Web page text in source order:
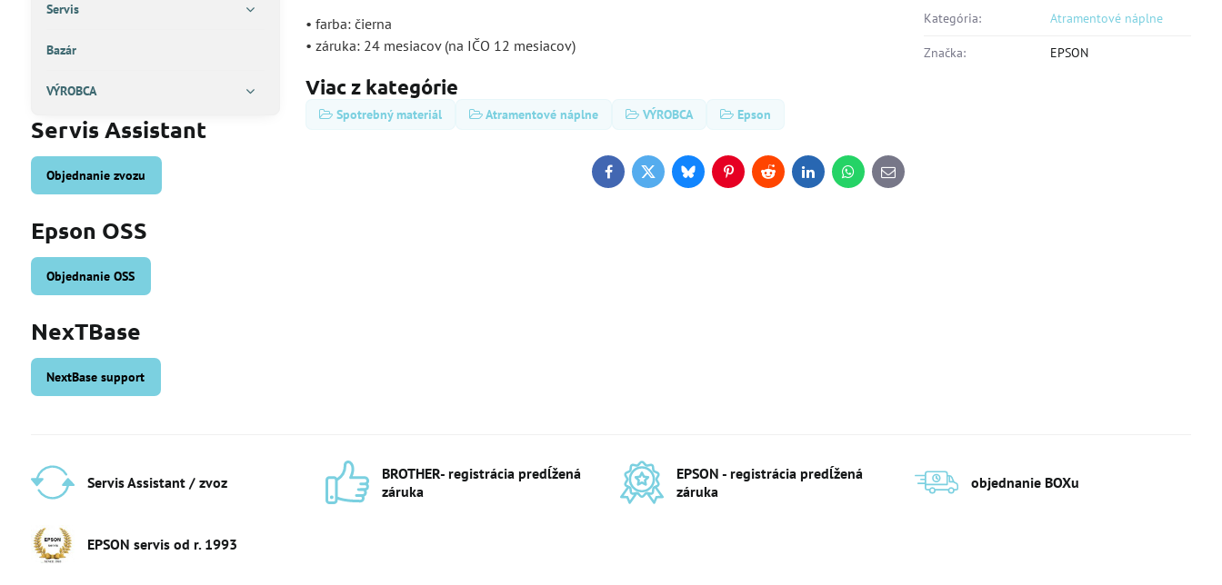
• farba: čierna
• záruka: 24 mesiacov (na IČO 12 mesiacov)
Viac z kategórie
Spotrebný materiál Atramentové náplne VÝROBCA Epson
Kategória: Atramentové náplne
Značka: EPSON
FacebookTwitterBlueskyPinterestRedditLinkedInWhatsApp
E-
mail
Servis
Bazár
VÝROBCA
Servis Assistant
Objednanie zvozu
Epson OSS
Objednanie OSS
NexTBase
NextBase support
Servis Assistant / zvoz
BROTHER- registrácia predĺžená
záruka
EPSON - registrácia predĺžená
záruka
objednanie BOXu
EPSON servis od r​. 1993